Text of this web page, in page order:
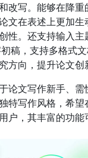
改写。能够在降重
文在表述上更加生
性。还支持输入主
稿，支持多格式
方向，提升论文创
论文写作新手、需
特写作风格，希望
户，其丰富的功能